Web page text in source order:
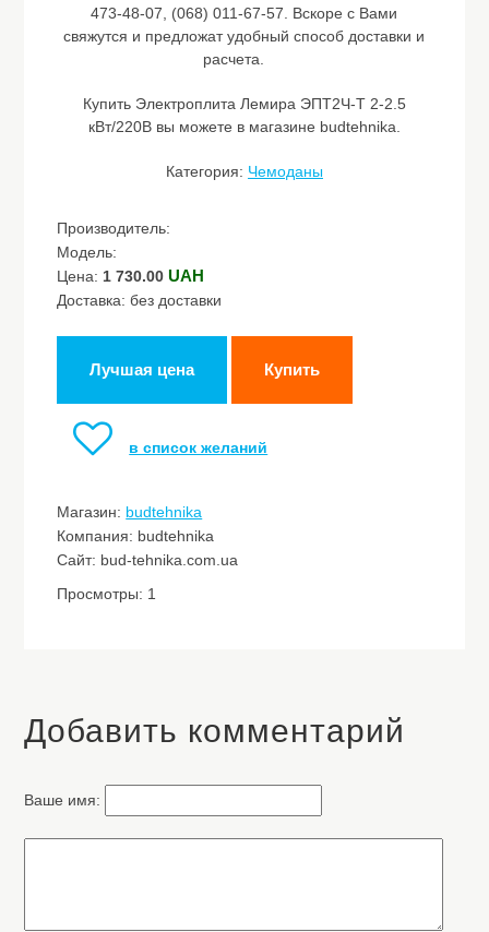
473-48-07, (068) 011-67-57. Вскоре с Вами
свяжутся и предложат удобный способ доставки и
расчета.
Купить Электроплита Лемира ЭПТ2Ч-Т 2-2.5
кВт/220В вы можете в магазине budtehnika.
Категория: Чемоданы
Производитель:
Модель:
Цена: 1 730.00UAH
Доставка: без доставки
Лучшая цена Купить
в список желаний
Магазин: budtehnika
Компания: budtehnika
Сайт: bud-tehnika.com.ua
Просмотры: 1
Добавить комментарий
Ваше имя: